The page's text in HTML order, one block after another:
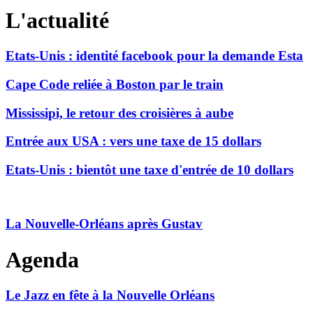
L'actualité
Etats-Unis : identité facebook pour la demande Esta
Cape Code reliée à Boston par le train
Mississipi, le retour des croisières à aube
Entrée aux USA : vers une taxe de 15 dollars
Etats-Unis : bientôt une taxe d'entrée de 10 dollars
La Nouvelle-Orléans après Gustav
Agenda
Le Jazz en fête à la Nouvelle Orléans